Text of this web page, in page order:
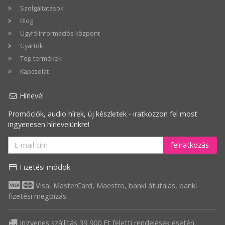
Szolgáltatások
Blog
Ügyfélinformációs központ
Gyártók
Top termékek
Kapcsolat
Hírlevél
Promóciók, audio hírek, új készletek - iratkozzon fel most
ingyenesen hírlevelünkre!
feliratkozás
Fizetési módok
Visa, MasterCard, Maestro, banki átutalás, banki
fizetési megbízás
Ingyenes szállítás 39 900 Ft feletti rendelések esetén.